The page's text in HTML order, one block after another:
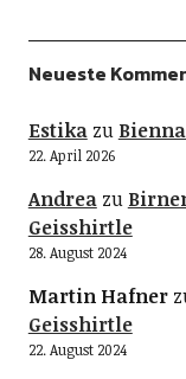
Neueste
Estikazu
22. April 2026
Andreazu
Geisshirtle
28. August 2024
Martin Hafner
Geisshirtle
22. August 2024